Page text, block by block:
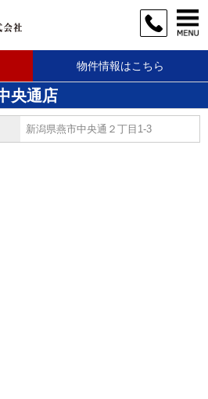
物件情報はこちら
央通店
新潟県燕市中央通２丁目1-3